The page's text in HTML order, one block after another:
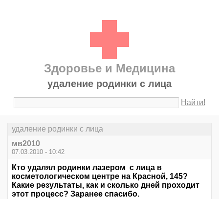
Здоровье и Медицина
удаление родинки с лица
Найти!
удаление родинки с лица
мв2010
07.03.2010 - 10:42
Кто удалял родинки лазером с лица в
косметологическом центре на Красной, 145?
Какие результаты, как и сколько дней проходит
этот процесс? Заранее спасибо.